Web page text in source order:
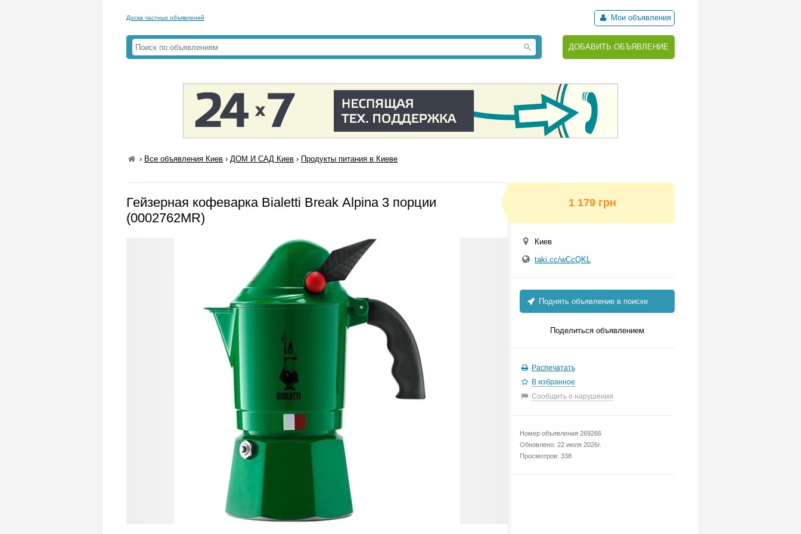
Доска частных объявлений Мои объявления
ДОБАВИТЬ ОБЪЯВЛЕНИЕ
› Все объявления Киев ›ДОМ И САД Киев › Продукты питания в Киеве
Гейзерная кофеварка Bialetti Break Alpina 3 порции
(0002762MR)
1 179 грн
Киев
taki.cc/wCcQKL
Поднять объявление в поиске
Поделиться объявлением
Распечатать
В избранное
Сообщить о нарушении
Номер объявления 269266
Обновлено: 22 июля 2026г.
Просмотров: 338